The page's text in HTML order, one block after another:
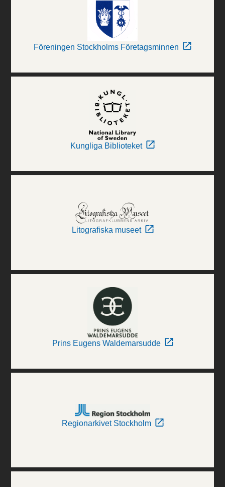
Föreningen Stockholms Företagsminnen
Kungliga Biblioteket
Litografiska museet
Prins Eugens Waldemarsudde
Regionarkivet Stockholm